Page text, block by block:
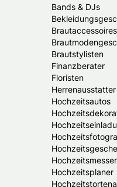
Bands & DJs
Brautaccessoires
Brautstylisten
Finanzberater
Floristen
Herrenausstatter
Hochzeitsautos
Hochzeitsplaner